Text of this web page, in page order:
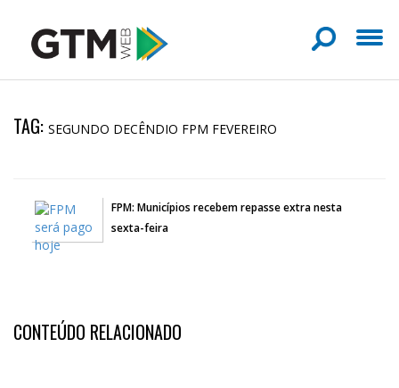
TAG: SEGUNDO DECÊNDIO FPM FEVEREIRO
FPM: Municípios recebem repasse extra nesta
sexta-feira
CONTEÚDO RELACIONADO